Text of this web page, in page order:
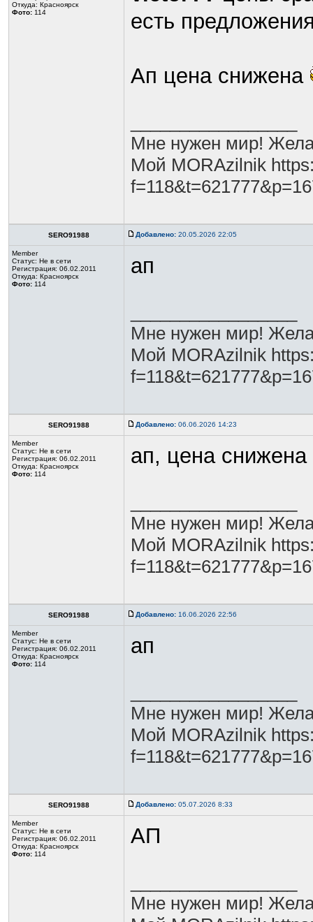
Откуда: Красноярск
Фото: 114
есть
Ап цена снижена
Мне нужен мир!
Мой MORAzilnik
SERO91988 Добавлено: 20.05.2026 22:05
Member
Статус: Не в сети
Регистрация: 06.02.2011
Откуда: Красноярск
Фото: 114
ап
Мне нужен мир!
Мой MORAzilnik
SERO91988 Добавлено: 06.06.2026 14:23
Member
Статус: Не в сети
Регистрация: 06.02.2011
Откуда: Красноярск
Фото: 114
ап, цена снижена
Мне нужен мир!
Мой MORAzilnik
SERO91988 Добавлено: 16.06.2026 22:56
Member
Статус: Не в сети
Регистрация: 06.02.2011
Откуда: Красноярск
Фото: 114
ап
Мне нужен мир!
Мой MORAzilnik
SERO91988 Добавлено: 05.07.2026 8:33
Member
Статус: Не в сети
Регистрация: 06.02.2011
Откуда: Красноярск
Фото: 114
АП
Мне нужен мир!